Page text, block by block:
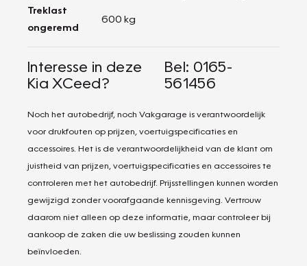
Treklast
ongeremd
600 kg
Interesse in deze
Kia XCeed?
Bel: 0165-
561456
Noch het autobedrijf, noch Vakgarage is verantwoordelijk
voor drukfouten op prijzen, voertuigspecificaties en
accessoires. Het is de verantwoordelijkheid van de klant om
juistheid van prijzen, voertuigspecificaties en accessoires te
controleren met het autobedrijf. Prijsstellingen kunnen worden
gewijzigd zonder voorafgaande kennisgeving. Vertrouw
daarom niet alleen op deze informatie, maar controleer bij
aankoop de zaken die uw beslissing zouden kunnen
beïnvloeden.